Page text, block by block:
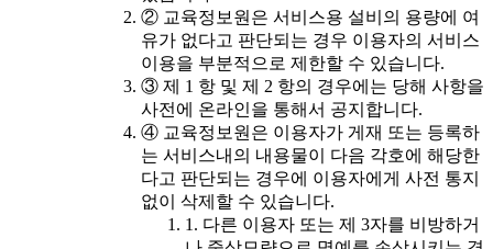
② 교육정보원은 서비스용 설비의 용량에 여
유가 없다고 판단되는 경우 이용자의 서비스
이용을 부분적으로 제한할 수 있습니다.
③ 제 1 항 및 제 2 항의 경우에는 당해 사항을
사전에 온라인을 통해서 공지합니다.
④ 교육정보원은 이용자가 게재 또는 등록하
는 서비스내의 내용물이 다음 각호에 해당한
다고 판단되는 경우에 이용자에게 사전 통지
없이 삭제할 수 있습니다.
1. 다른 이용자 또는 제 3자를 비방하거